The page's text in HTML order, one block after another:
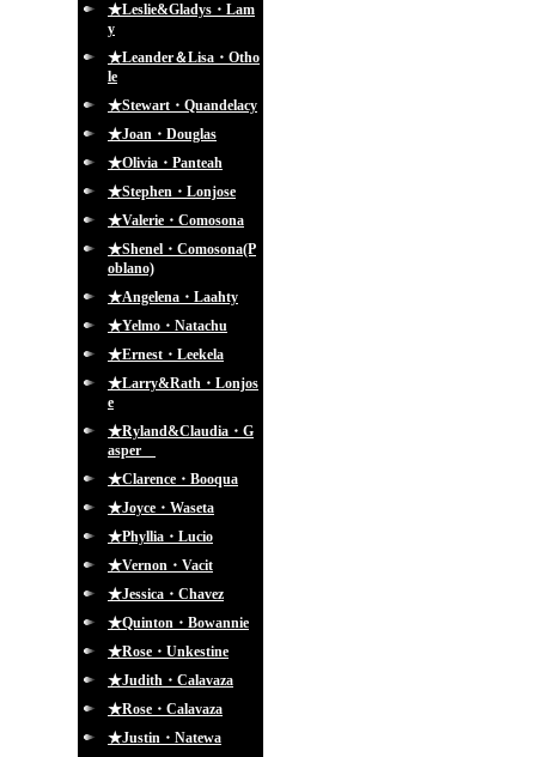
★Leslie&Gladys・Lam
y
★Leander＆Lisa・Otho
le
★Stewart・Quandelacy
★Joan・Douglas
★Olivia・Panteah
★Stephen・Lonjose
★Valerie・Comosona
★Shenel・Comosona(P
oblano)
★Angelena・Laahty
★Yelmo・Natachu
★Ernest・Leekela
★Larry&Rath・Lonjos
e
★Ryland&Claudia・G
asper
★Clarence・Booqua
★Joyce・Waseta
★Phyllia・Lucio
★Vernon・Vacit
★Jessica・Chavez
★Quinton・Bowannie
★Rose・Unkestine
★Judith・Calavaza
★Rose・Calavaza
★Justin・Natewa